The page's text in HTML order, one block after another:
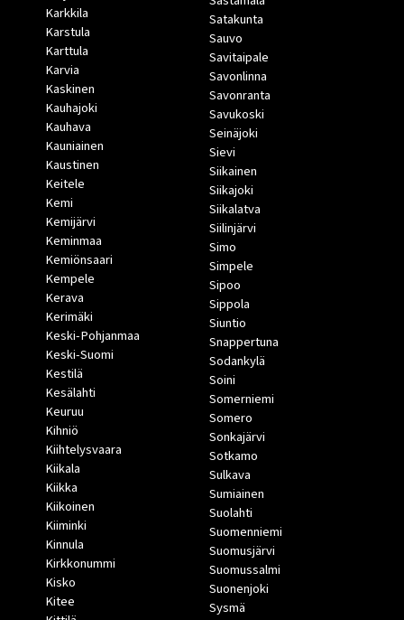
Karkkila
Karstula
Karttula
Karvia
Kaskinen
Kauhajoki
Kauhava
Kauniainen
Kaustinen
Keitele
Kemi
Kemijärvi
Keminmaa
Kemiönsaari
Kempele
Kerava
Kerimäki
Keski-Pohjanmaa
Keski-Suomi
Kestilä
Kesälahti
Keuruu
Kihniö
Kiihtelysvaara
Kiikala
Kiikka
Kiikoinen
Kiiminki
Kinnula
Kirkkonummi
Kisko
Kitee
Satakunta
Sauvo
Savitaipale
Savonlinna
Savonranta
Savukoski
Seinäjoki
Sievi
Siikainen
Siikajoki
Siikalatva
Siilinjärvi
Simo
Simpele
Sipoo
Sippola
Siuntio
Snappertuna
Sodankylä
Soini
Somerniemi
Somero
Sonkajärvi
Sotkamo
Sulkava
Sumiainen
Suolahti
Suomenniemi
Suomusjärvi
Suomussalmi
Suonenjoki
Sysmä